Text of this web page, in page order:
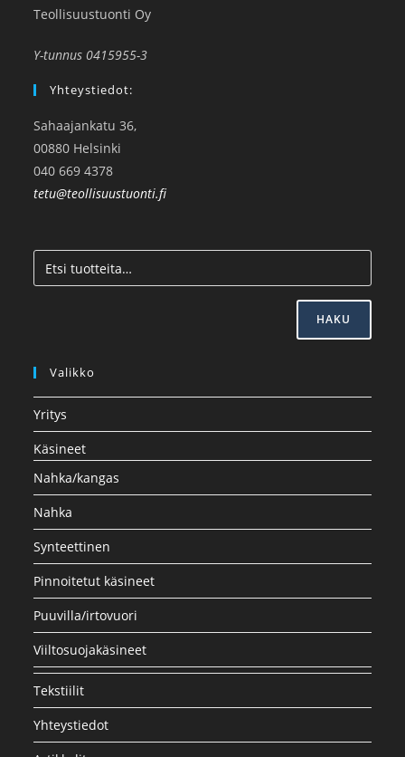
Teollisuustuonti Oy
Y-tunnus 0415955-3
Yhteystiedot:
Sahaajankatu 36,
00880 Helsinki
040 669 4378
tetu@teollisuustuonti.fi
HAKU
Valikko
Yritys
Käsineet
Nahka/kangas
Nahka
Synteettinen
Pinnoitetut käsineet
Puuvilla/irtovuori
Viiltosuojakäsineet
Tekstiilit
Yhteystiedot